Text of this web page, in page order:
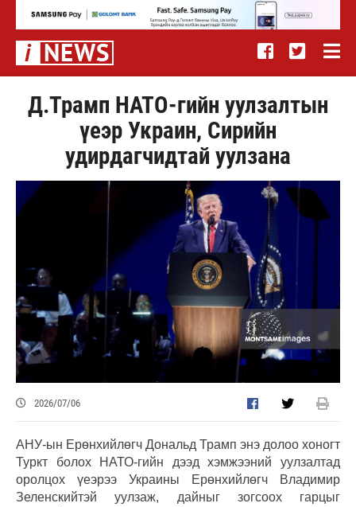
Д.Трамп НАТО-гийн уулзалтын
үеэр Украин, Сирийн
удирдагчидтай уулзана
2026/07/06
АНУ-ын Ерөнхийлөгч Дональд Трамп энэ долоо хоногт
Туркт болох НАТО-гийн дээд хэмжээний уулзалтад
оролцох үеэрээ Украины Ерөнхийлөгч Владимир
Зеленскийтэй уулзаж, дайныг зогсоох гарцыг